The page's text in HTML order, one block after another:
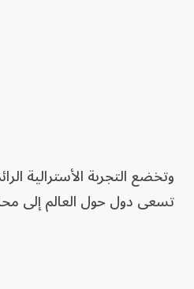
وتخضع التجربة الأسترالية
تسعى دول حول العالم إلى